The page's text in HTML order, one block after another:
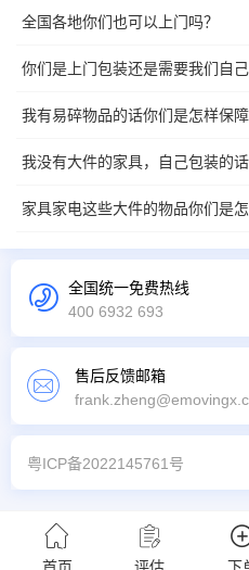
全国各地你们也可以上门吗？
你们是上门包装还是需要我们自己
我有易碎物品的话你们是怎样保障
我没有大件的家具，自己包装的话
家具家电这些大件的物品你们是怎
全国统一免费热线
400 6932 693
售后反馈邮箱
粤ICP备2022145761号